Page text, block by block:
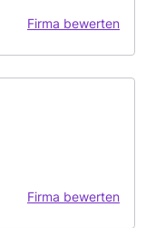
Firma bewerten
Firma bewerten